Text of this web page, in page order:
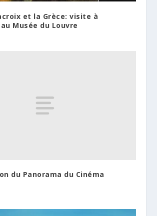
et la Grèce: visite à
Musée du Louvre
du Panorama du Cinéma